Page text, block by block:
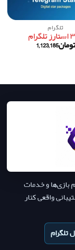
تلگرام
تومان1,123,185
بازی‌ها و خدمات
واقعی کنار
تلگرام